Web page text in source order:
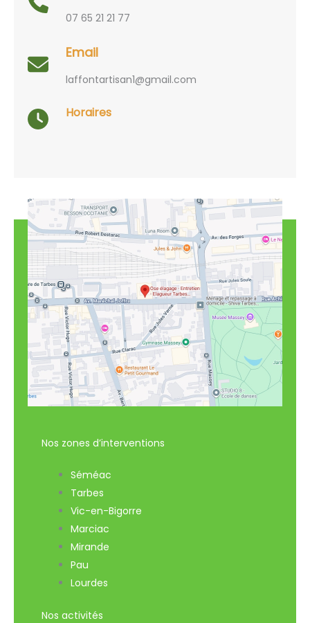
07 65 21 21 77
Email
laffontartisan1@gmail.com
Horaires
Nos zones d’interventions
Séméac
Tarbes
Vic-en-Bigorre
Marciac
Mirande
Pau
Lourdes
Nos activités